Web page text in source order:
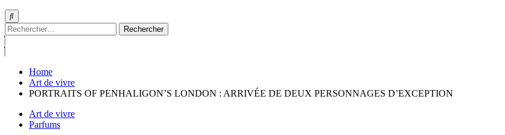
Rechercher :
Home
Art de vivre
PORTRAITS OF PENHALIGON’S LONDON : ARRIVÉE DE DEUX PERSONNAGES D’EXCEPTION
Art de vivre
Parfums